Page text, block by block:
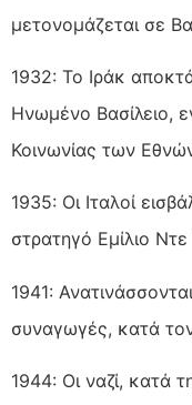
μετονομάζεται σε
1932: Το Ιράκ
Ηνωμένο Βασίλειο,
Κοινωνίας των
1935: Οι Ιταλοί
στρατηγό Εμίλιο
1941:
συναγωγές, κατά
1944: Οι ναζί, κατά